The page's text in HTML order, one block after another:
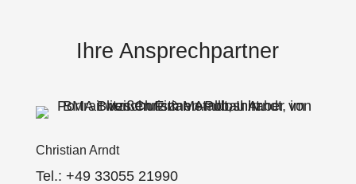
Ihre Ansprechpartner
Christian Arndt
Tel.: +49 33055 21990